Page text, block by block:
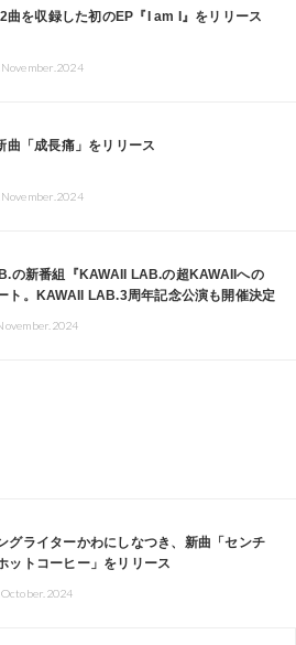
曲を収録した初のEP『I am I』をリリース
曲「成長痛」をリリース
の新番組『KAWAII LAB.の超KAWAIIへの
ト。KAWAII LAB.3周年記念公演も開催決定
グライターかわにしなつき、新曲「センチ
ットコーヒー」をリリース